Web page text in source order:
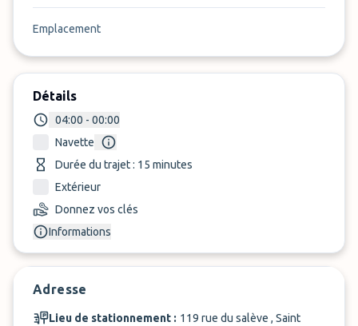
Emplacement
Détails
04:00 - 00:00
Navette
Durée du trajet : 15 minutes
Extérieur
Donnez vos clés
Informations
Adresse
Lieu de stationnement : 119 rue du salève , Saint